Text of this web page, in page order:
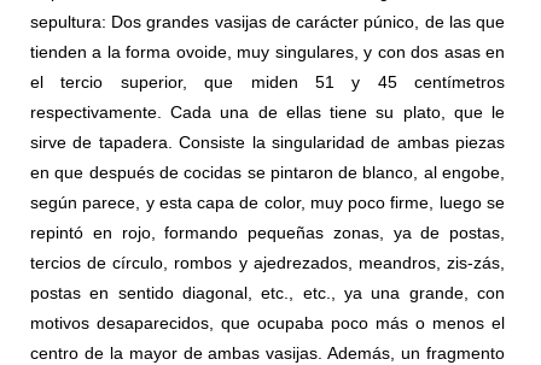
sepultura: Dos grandes vasijas de carácter púnico, de las que
tienden a la forma ovoide, muy singulares, y con dos asas en
el tercio superior, que miden 51 y 45 centímetros
respectivamente. Cada una de ellas tiene su plato, que le
sirve de tapadera. Consiste la singularidad de ambas piezas
en que después de cocidas se pintaron de blanco, al engobe,
según parece, y esta capa de color, muy poco firme, luego se
repintó en rojo, formando pequeñas zonas, ya de postas,
tercios de círculo, rombos y ajedrezados, meandros, zis-zás,
postas en sentido diagonal, etc., etc., ya una grande, con
motivos desaparecidos, que ocupaba poco más o menos el
centro de la mayor de ambas vasijas. Además, un fragmento